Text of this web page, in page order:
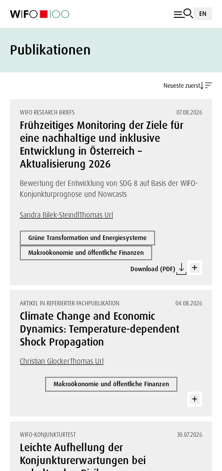
EN
Publikationen
Neueste zuerst
WIFO RESEARCH BRIEFS 07.08.2026
Frühzeitiges Monitoring der Ziele für
eine nachhaltige und inklusive
Entwicklung in Österreich –
Aktualisierung 2026
Bewertung der Entwicklung von SDG 8 auf Basis der WIFO-
Konjunkturprognose und Nowcasts
Sandra Bilek-SteindlThomas Url
Grüne Transformation und Energiesysteme
Makroökonomie und öffentliche Finanzen
Download (PDF)
ARTIKEL IN REFERIERTER FACHPUBLIKATION 04.08.2026
Climate Change and Economic
Dynamics: Temperature-dependent
Shock Propagation
Christian GlockerThomas Url
Makroökonomie und öffentliche Finanzen
WIFO-KONJUNKTURTEST 30.07.2026
Leichte Aufhellung der
Konjunkturerwartungen bei